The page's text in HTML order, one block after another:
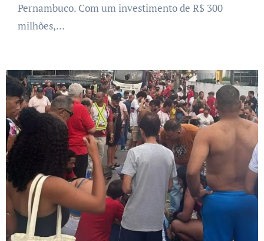
Pernambuco. Com um investimento de R$ 300
milhões,…